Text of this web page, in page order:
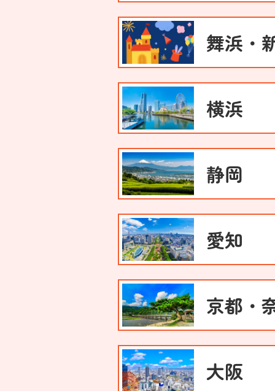
舞浜・
横浜
静岡
愛知
京都・
大阪